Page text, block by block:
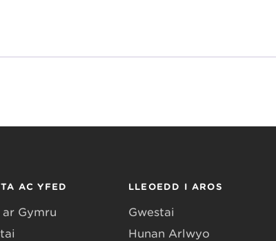
AC YFED
ar Gymru
LLEOEDD I AROS
Gwestai
Hunan Arlwyo